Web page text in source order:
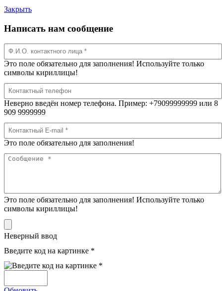
Закрыть
Написать нам сообщение
Это поле обязательно для заполнения! Используйте только
символы кириллицы!
Неверно введён номер телефона. Пример: +79099999999 или 8
909 9999999
Это поле обязательно для заполнения!
Это поле обязательно для заполнения! Используйте только
символы кириллицы!
Неверный ввод
Введите код на картинке *